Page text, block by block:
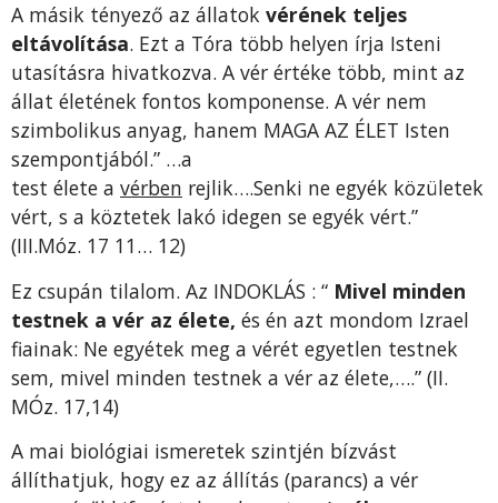
A másik tényező az állatok vérének teljes
eltávolítása. Ezt a Tóra több helyen írja Isteni
utasításra hivatkozva. A vér értéke több, mint az
állat életének fontos komponense. A vér nem
szimbolikus anyag, hanem MAGA AZ ÉLET Isten
szempontjából.” …a
test élete a vérben rejlik….Senki ne egyék közületek
vért, s a köztetek lakó idegen se egyék vért.”
(III.Móz. 17 11… 12)
Ez csupán tilalom. Az INDOKLÁS : “ Mivel minden
testnek a vér az élete, és én azt mondom Izrael
fiainak: Ne egyétek meg a vérét egyetlen testnek
sem, mivel minden testnek a vér az élete,….” (II.
MÓz. 17,14)
A mai biológiai ismeretek szintjén bízvást
állíthatjuk, hogy ez az állítás (parancs) a vér